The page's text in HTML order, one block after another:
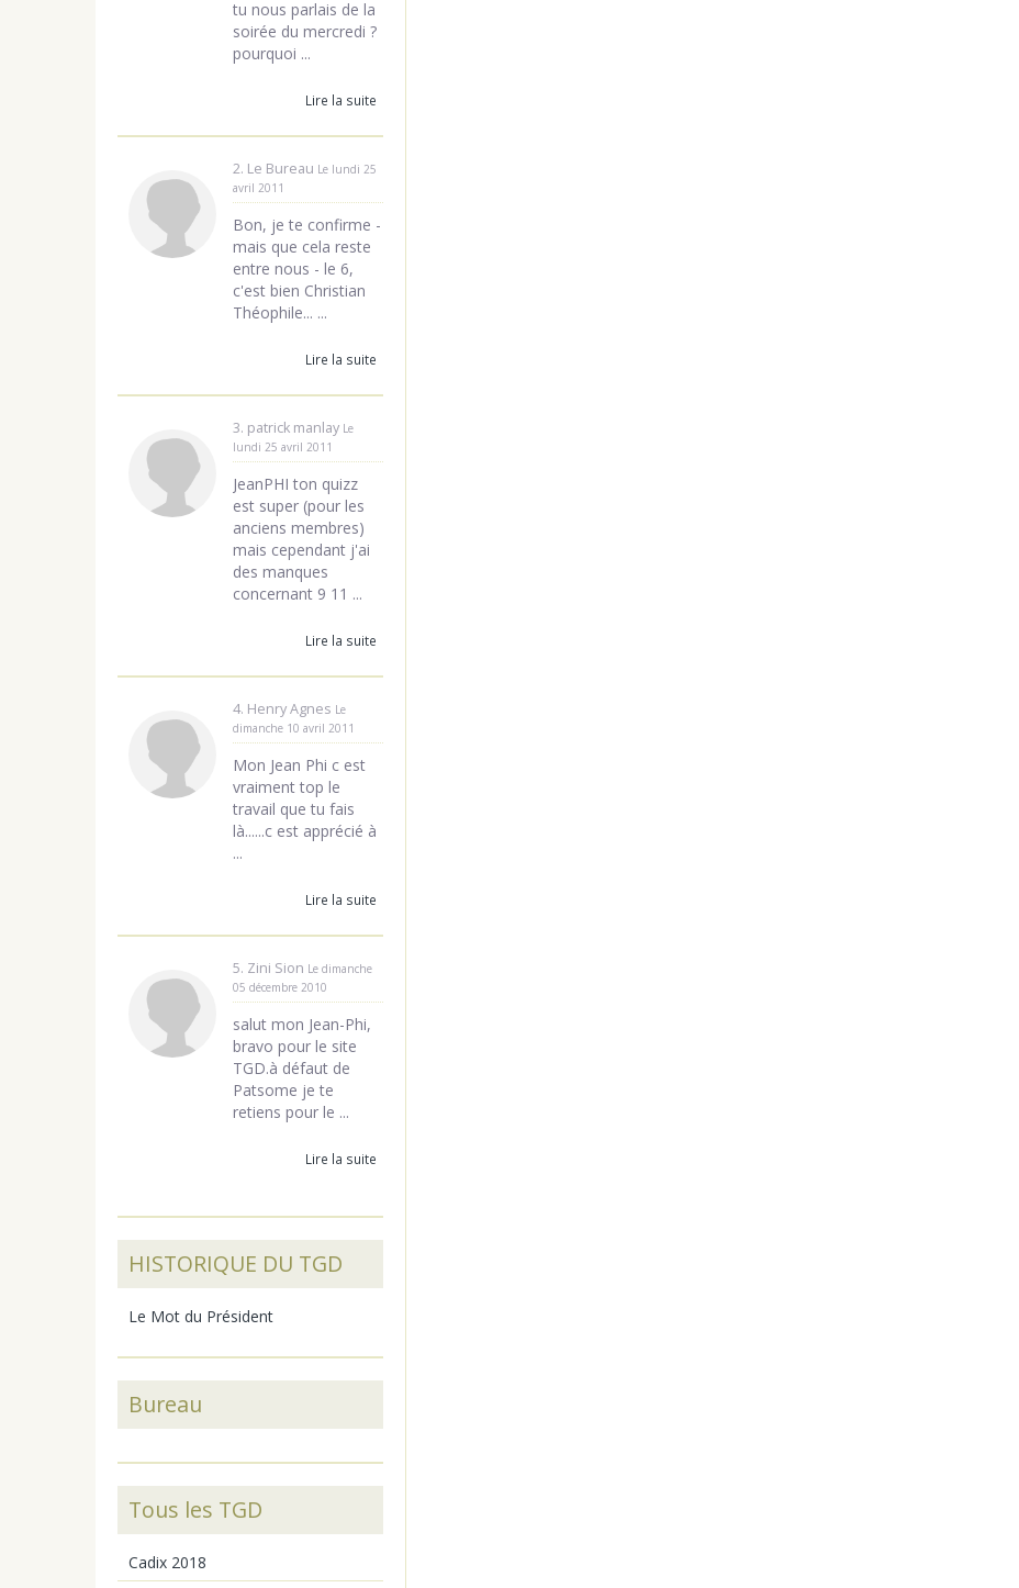
tu nous parlais de la
soirée du mercredi ?
pourquoi ...
Lire la suite
2. Le Bureau Le lundi 25
avril 2011
Bon, je te confirme -
mais que cela reste
entre nous - le 6,
c'est bien Christian
Théophile... ...
Lire la suite
3. patrick manlay Le
lundi 25 avril 2011
JeanPHI ton quizz
est super (pour les
anciens membres)
mais cependant j'ai
des manques
concernant 9 11 ...
Lire la suite
4. Henry Agnes Le
dimanche 10 avril 2011
Mon Jean Phi c est
vraiment top le
travail que tu fais
là......c est apprécié à
...
Lire la suite
5. Zini Sion Le dimanche
05 décembre 2010
salut mon Jean-Phi,
bravo pour le site
TGD.à défaut de
Patsome je te
retiens pour le ...
Lire la suite
HISTORIQUE DU TGD
Le Mot du Président
Bureau
Tous les TGD
Cadix 2018